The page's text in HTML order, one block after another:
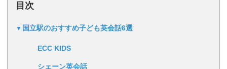
目次
国立駅のおすすめ子ども英会話6選
ECC KIDS
シェーン英会話